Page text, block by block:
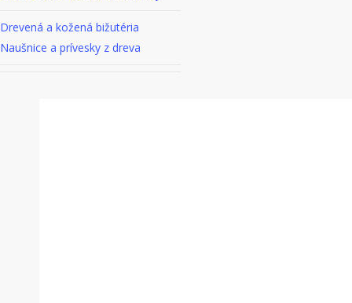
Drevená a kožená bižutéria
Naušnice a prívesky z dreva